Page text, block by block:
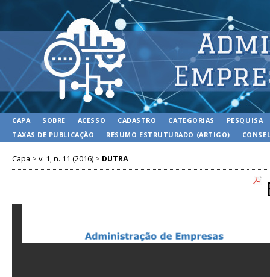
CAPA SOBRE ACESSO CADASTRO CATEGORIAS
PESQUISA
TAXAS DE PUBLICAÇÃO
RESUMO ESTRUTURADO (ARTIGO)
Capa > v. 1, n. 11 (2016) > DUTRA